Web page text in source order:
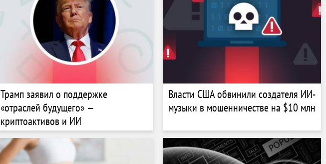
Трамп заявил о поддержке
«отраслей будущего» —
криптоактивов и ИИ
Власти США обвинили создателя ИИ-
музыки в мошенничестве на $10 млн